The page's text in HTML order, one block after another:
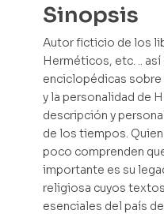
Sinopsis
Autor ficticio de los
Herméticos, etc. ..
enciclopédicas
y la personalidad de
descripción y
de los tiempos.
poco comprenden
importante es su
religiosa cuyos
esenciales del país